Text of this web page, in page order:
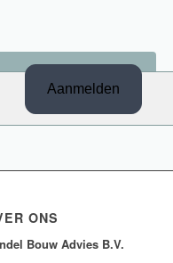
ONS
Bouw Advies B.V.